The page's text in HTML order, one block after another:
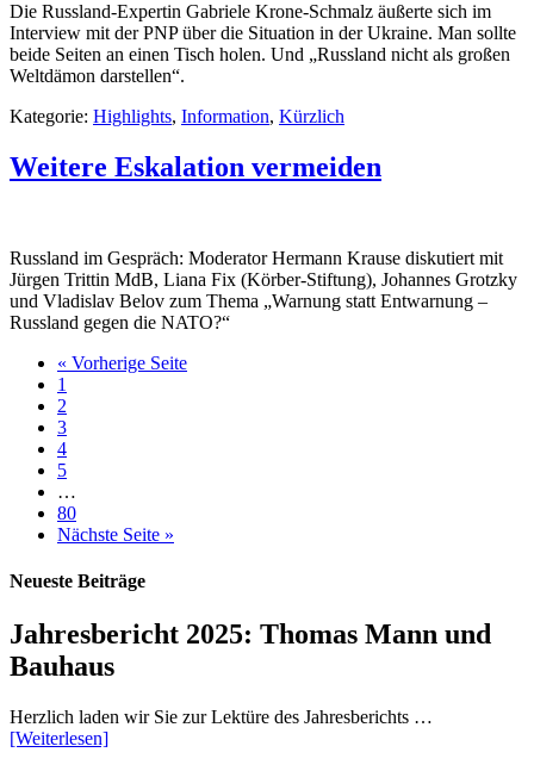
Die Russland-Expertin Gabriele Krone-Schmalz äußerte sich im
Interview mit der PNP über die Situation in der Ukraine. Man sollte
beide Seiten an einen Tisch holen. Und „Russland nicht als großen
Weltdämon darstellen“.
Kategorie: Highlights, Information, Kürzlich
Weitere Eskalation vermeiden
Russland im Gespräch: Moderator Hermann Krause diskutiert mit
Jürgen Trittin MdB, Liana Fix (Körber-Stiftung), Johannes Grotzky
und Vladislav Belov zum Thema „Warnung statt Entwarnung –
Russland gegen die NATO?“
« Vorherige Seite
1
2
3
4
5
…
80
Nächste Seite »
Neueste Beiträge
Jahresbericht 2025: Thomas Mann und
Bauhaus
Herzlich laden wir Sie zur Lektüre des Jahresberichts …
[Weiterlesen]